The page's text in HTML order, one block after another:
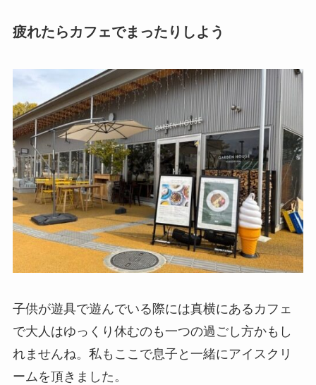
疲れたらカフェでまったりしよう
子供が遊具で遊んでいる際には真横にあるカフェ
で大人はゆっくり休むのも一つの過ごし方かもし
れませんね。私もここで息子と一緒にアイスクリ
ームを頂きました。